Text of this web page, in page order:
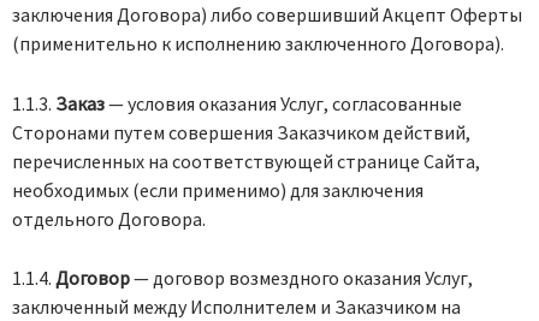
заключения Договора) либо совершивший Акцепт Оферты
(применительно к исполнению заключенного Договора).
1.1.3. Заказ— условия оказания Услуг, согласованные
Сторонами путем совершения Заказчиком действий,
перечисленных на соответствующей странице Сайта,
необходимых (если применимо) для заключения
отдельного Договора.
1.1.4. Договор— договор возмездного оказания Услуг,
заключенный между Исполнителем и Заказчиком на